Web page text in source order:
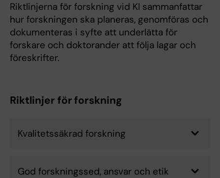
Riktlinjerna för forskning vid KI sammanfattar
hur forskningen ska planeras, genomföras och
dokumenteras i syfte att underlätta för
forskare och doktorander att följa lagar och
föreskrifter.
Riktlinjer för forskning
Kvalitetssäkrad forskning
God forskningssed, ansvar och etik